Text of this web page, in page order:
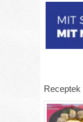
Receptek